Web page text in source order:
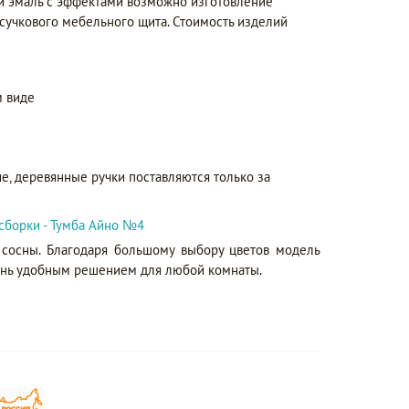
мебельного щита. Стоимость изделий
виде
деревянные ручки поставляются только за
- Тумба Айно №4
Благодаря большому выбору цветов модель
удобным решением для любой комнаты.